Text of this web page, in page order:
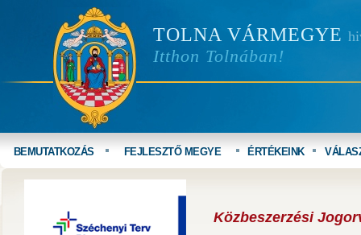
TOLNA VÁRMEGYE
Itthon Tolnában!
BEMUTATKOZÁS FEJLESZTŐ MEGYE ÉRTÉKEINK
Közbeszerzési